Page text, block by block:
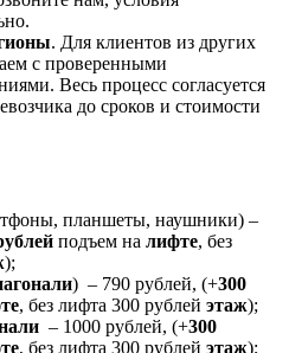
. Для клиентов из других
с проверенными
Весь процесс согласуется
до сроков и стоимости
планшеты, наушники) –
подъем на лифте, без
);
) – 790 рублей, (+300
, без лифта 300 рублей этаж);
– 1000 рублей, (+300
, без лифта 300 рублей этаж);